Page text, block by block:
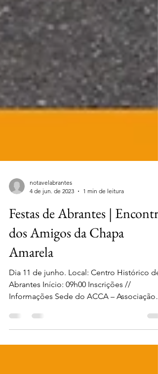
notavelabrantes
4 de jun. de 2023
1 min de leitura
Festas de Abrantes | Encontro
dos Amigos da Chapa
Amarela
Dia 11 de junho. Local: Centro Histórico de
Informações Sede do ACCA – Associação
Amigos Chapa...